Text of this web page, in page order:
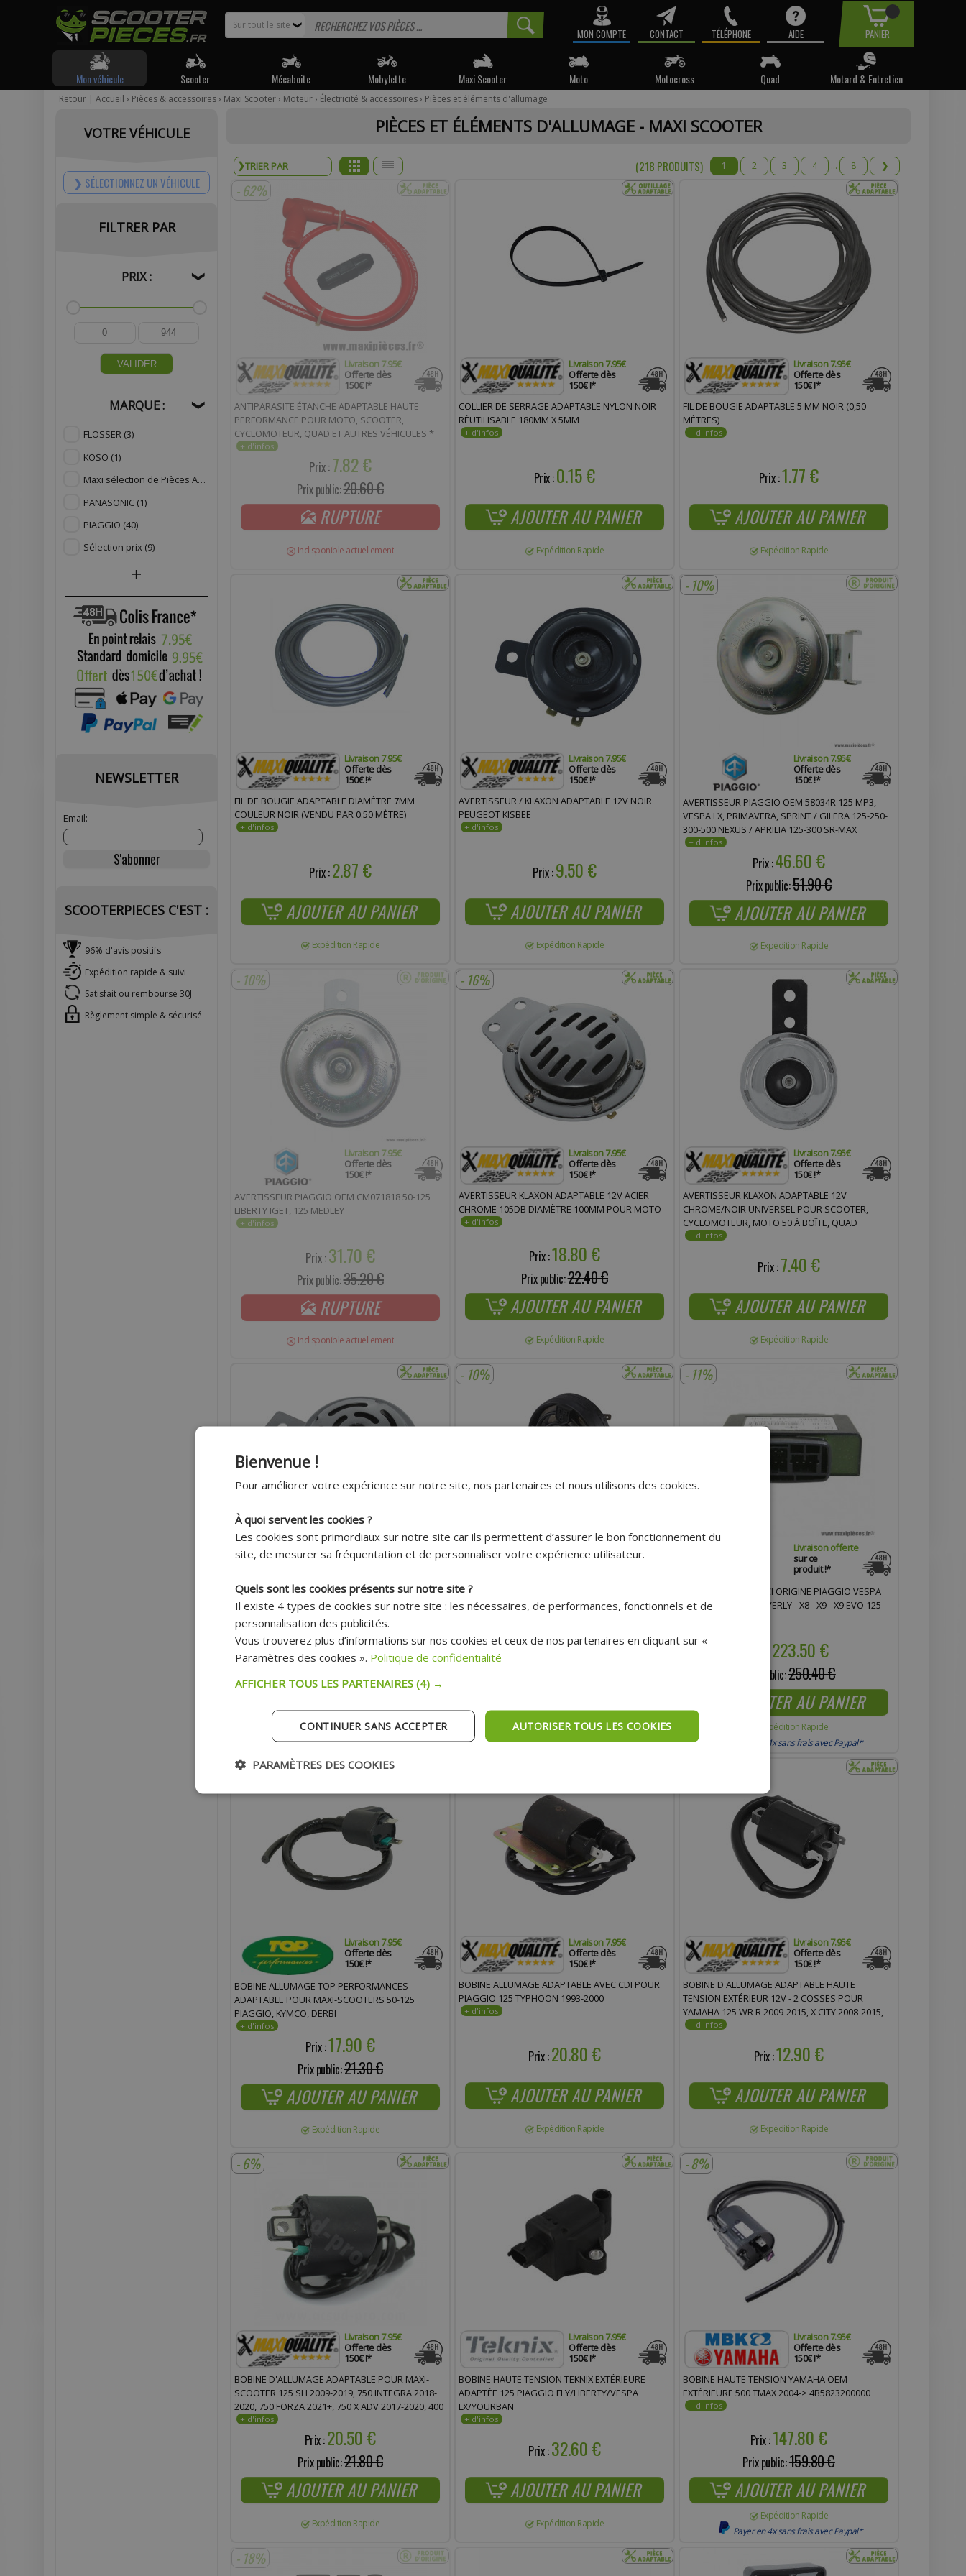
❯
Sur tout le site
MON COMPTE CONTACT TÉLÉPHONE AIDE PANIER
Mon véhicule Scooter Mécaboite Mobylette Maxi Scooter Moto Motocross Quad Motard & Entretien
Retour | Accueil › Pièces & accessoires› Maxi Scooter› Moteur› Électricité & accessoires› Pièces et éléments d'allumage
PIÈCES ET ÉLÉMENTS D'ALLUMAGE - MAXI SCOOTER
(218 PRODUITS) 1 2 3 4 ... 8 ❯
- 62%
Livraison 7.95€
Offerte dès
150€ !*
ANTIPARASITE ÉTANCHE ADAPTABLE HAUTE
PERFORMANCE POUR MOTO, SCOOTER,
CYCLOMOTEUR, QUAD ET AUTRES VÉHICULES *
PRIX SPÉCIAL !
Prix :7.82 €
Prix public:20.60 €
RUPTURE
Indisponible actuellement
Livraison 7.95€
Offerte dès
150€ !*
COLLIER DE SERRAGE ADAPTABLE NYLON NOIR
RÉUTILISABLE 180MM X 5MM
Prix :0.15 €
AJOUTER AU PANIER
Expédition Rapide
Livraison 7.95€
Offerte dès
150€ !*
FIL DE BOUGIE ADAPTABLE 5 MM NOIR (0,50
MÈTRES)
Prix :1.77 €
AJOUTER AU PANIER
Expédition Rapide
Livraison 7.95€
Offerte dès
150€ !*
FIL DE BOUGIE ADAPTABLE DIAMÈTRE 7MM
COULEUR NOIR (VENDU PAR 0.50 MÈTRE)
Prix :2.87 €
AJOUTER AU PANIER
Expédition Rapide
Livraison 7.95€
Offerte dès
150€ !*
AVERTISSEUR / KLAXON ADAPTABLE 12V NOIR
PEUGEOT KISBEE
Prix :9.50 €
AJOUTER AU PANIER
Expédition Rapide
- 10%
Livraison 7.95€
Offerte dès
150€ !*
AVERTISSEUR PIAGGIO OEM 58034R 125 MP3,
VESPA LX, PRIMAVERA, SPRINT / GILERA 125-250-
300-500 NEXUS / APRILIA 125-300 SR-MAX
Prix :46.60 €
Prix public:51.90 €
AJOUTER AU PANIER
Expédition Rapide
- 10%
Livraison 7.95€
Offerte dès
150€ !*
AVERTISSEUR PIAGGIO OEM CM071818 50-125
LIBERTY IGET, 125 MEDLEY
Prix :31.70 €
Prix public:35.20 €
RUPTURE
Indisponible actuellement
- 16%
Livraison 7.95€
Offerte dès
150€ !*
AVERTISSEUR KLAXON ADAPTABLE 12V ACIER
CHROME 105DB DIAMÈTRE 100MM POUR MOTO
Prix :18.80 €
Prix public:22.40 €
AJOUTER AU PANIER
Expédition Rapide
Livraison 7.95€
Offerte dès
150€ !*
AVERTISSEUR KLAXON ADAPTABLE 12V
CHROME/NOIR UNIVERSEL POUR SCOOTER,
CYCLOMOTEUR, MOTO 50 À BOÎTE, QUAD
Prix :7.40 €
AJOUTER AU PANIER
Expédition Rapide
Livraison 7.95€
Offerte dès
AVERTISSEUR KLAXON ADAPTABLE 6 VOLTS ACIER
CHROME 100DB DIAMÈTRE 70MM POUR
CYCLOMOTEUR
Prix :12.80 €
Expédition Rapide
- 10%
Livraison 7.95€
Offerte dès
AVERTISSEUR KLAXON ADAPTABLE 6V 10W TR8
POUR CYCLOMOTEUR PEUGEOT 103
13.70 €
Expédition Rapide
- 11%
Livraison offerte
sur ce
produit !*
BLOC BOITIER CDI ACI ORIGINE PIAGGIO VESPA
GRANTURISMO - BEVERLY - X8 - X9 - X9 EVO 125
223.50 €
Prix public:250.40 €
AJOUTER AU PANIER
Expédition Rapide
Payer en 4x sans frais avec Paypal*
- 16%
Livraison 7.95€
Offerte dès
150€ !*
BOBINE ALLUMAGE TOP PERFORMANCES
ADAPTABLE POUR MAXI-SCOOTERS 50-125
PIAGGIO, KYMCO, DERBI
Prix :17.90 €
Prix public:21.30 €
AJOUTER AU PANIER
Expédition Rapide
Livraison 7.95€
Offerte dès
150€ !*
BOBINE ALLUMAGE ADAPTABLE AVEC CDI POUR
PIAGGIO 125 TYPHOON 1993-2000
Prix :20.80 €
AJOUTER AU PANIER
Expédition Rapide
Livraison 7.95€
Offerte dès
150€ !*
BOBINE D'ALLUMAGE ADAPTABLE HAUTE
TENSION EXTÉRIEUR 12V - 2 COSSES POUR
YAMAHA 125 WR R 2009-2015, X CITY 2008-2015,
YBR 2007-2015, XMAX 2006-2016, YZF R 2008-2015,
Prix :12.90 €
AJOUTER AU PANIER
Expédition Rapide
- 6%
Livraison 7.95€
Offerte dès
150€ !*
BOBINE D'ALLUMAGE ADAPTABLE POUR MAXI-
SCOOTER 125 SH 2009-2019, 750 INTEGRA 2018-
2020, 750 FORZA 2021+, 750 X ADV 2017-2020, 400
XMAX (2 COSSES)
Prix :20.50 €
Prix public:21.80 €
AJOUTER AU PANIER
Expédition Rapide
Livraison 7.95€
Offerte dès
150€ !*
BOBINE HAUTE TENSION TEKNIX EXTÉRIEURE
ADAPTÉE 125 PIAGGIO FLY/LIBERTY/VESPA
LX/YOURBAN
Prix :32.60 €
AJOUTER AU PANIER
Expédition Rapide
- 8%
Livraison 7.95€
Offerte dès
150€ !*
BOBINE HAUTE TENSION YAMAHA OEM
EXTÉRIEURE 500 TMAX 2004-> 4B5823200000
Prix :147.80 €
Prix public:159.80 €
AJOUTER AU PANIER
Expédition Rapide
Payer en 4x sans frais avec Paypal*
- 18%
VOTRE VÉHICULE
SÉLECTIONNEZ UN VÉHICULE
FILTRER PAR
PRIX : ❯
VALIDER
MARQUE : ❯
FLOSSER (3)
KOSO (1)
Maxi sélection de Pièces Adaptables
PANASONIC (1)
PIAGGIO (40)
Sélection prix (9)
+
NEWSLETTER
Email:
SCOOTERPIECES C'EST :
96% d'avis positifs
Expédition rapide & suivi
Satisfait ou remboursé 30J
Règlement simple & sécurisé
Pour être informé sur la disponibilité du produit, veuillez indiquer votre email.
* Email :
Téléphone :
Commentaire :
Bienvenue !
Pour améliorer votre expérience sur notre site, nos partenaires et nous utilisons des cookies.
À quoi servent les cookies ?
Les cookies sont primordiaux sur notre site car ils permettent d’assurer le bon fonctionnement du
site, de mesurer sa fréquentation et de personnaliser votre expérience utilisateur.
Quels sont les cookies présents sur notre site ?
Il existe 4 types de cookies sur notre site : les nécessaires, de performances, fonctionnels et de
personnalisation des publicités.
Vous trouverez plus d’informations sur nos cookies et ceux de nos partenaires en cliquant sur «
Paramètres des cookies ». Politique de confidentialité
AFFICHER TOUS LES PARTENAIRES (4) →
AUTORISER TOUS LES COOKIES
CONTINUER SANS ACCEPTER
PARAMÈTRES DES COOKIES